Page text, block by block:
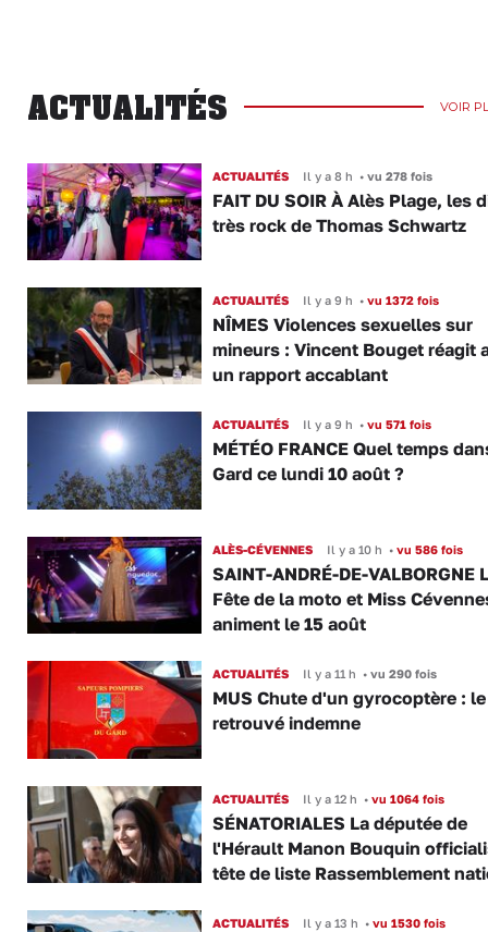
ACTUALITÉS VOIR
ACTUALITÉS Il y a 8 h •vu 278 fois
FAIT DU SOIR À Alès Plage, les
très rock de Thomas Schwartz
ACTUALITÉS Il y a 9 h •vu 1372 fois
NÎMES Violences sexuelles sur
mineurs : Vincent Bouget réagit
un rapport accablant
ACTUALITÉS Il y a 9 h •vu 571 fois
MÉTÉO FRANCE Quel temps
Gard ce lundi 10 août ?
ALÈS-CÉVENNES Il y a 10 h •vu 586 fois
SAINT-ANDRÉ-DE-VALBORGNE
Fête de la moto et Miss
animent le 15 août
ACTUALITÉS Il y a 11 h •vu 290 fois
MUS Chute d'un gyrocoptère :
retrouvé indemne
ACTUALITÉS Il y a 12 h •vu 1064 fois
SÉNATORIALES La députée de
l'Hérault Manon Bouquin
tête de liste Rassemblement
ACTUALITÉS Il y a 13 h •vu 1530 fois